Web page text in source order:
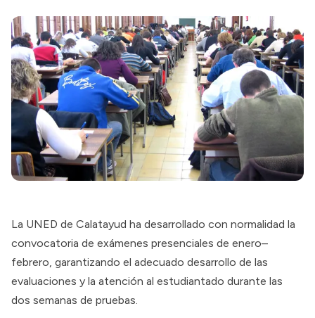
La UNED de Calatayud ha desarrollado con normalidad la
convocatoria de exámenes presenciales de enero–
febrero, garantizando el adecuado desarrollo de las
evaluaciones y la atención al estudiantado durante las
dos semanas de pruebas.